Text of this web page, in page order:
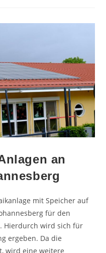
an
mit Speicher auf
für den
Hierdurch wird sich für
ergeben. Da die
wird eine weitere